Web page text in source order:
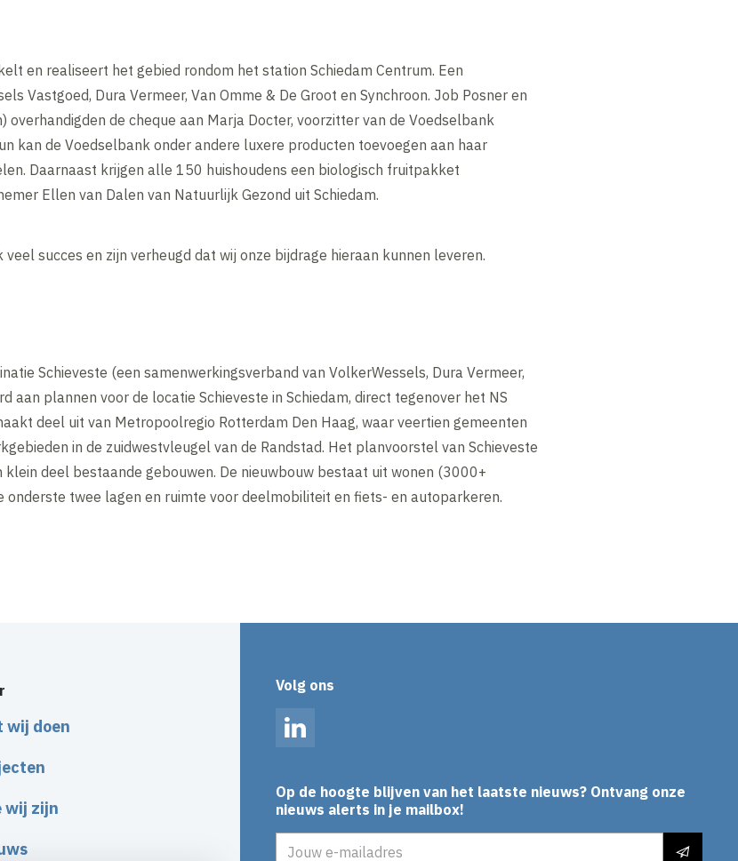
en realiseert het gebied rondom het station Schiedam Centrum. Een
Vastgoed, Dura Vermeer, Van Omme & De Groot en Synchroon. Job Posner en
overhandigden de cheque aan Marja Docter, voorzitter van de Voedselbank
kan de Voedselbank onder andere luxere producten toevoegen aan haar
Daarnaast krijgen alle 150 huishoudens een biologisch fruitpakket
Ellen van Dalen van Natuurlijk Gezond uit Schiedam.
succes en zijn verheugd dat wij onze bijdrage hieraan kunnen leveren.
Schieveste (een samenwerkingsverband van VolkerWessels, Dura Vermeer,
aan plannen voor de locatie Schieveste in Schiedam, direct tegenover het NS
deel uit van Metropoolregio Rotterdam Den Haag, waar veertien gemeenten
in de zuidwestvleugel van de Randstad. Het planvoorstel van Schieveste
deel bestaande gebouwen. De nieuwbouw bestaat uit wonen (3000+
onderste twee lagen en ruimte voor deelmobiliteit en fiets- en autoparkeren.
wij doen
wij zijn
Volg ons
LinkedIn
Op de hoogte blijven van het laatste nieuws? Ontvang onze
nieuws alerts in je mailbox!